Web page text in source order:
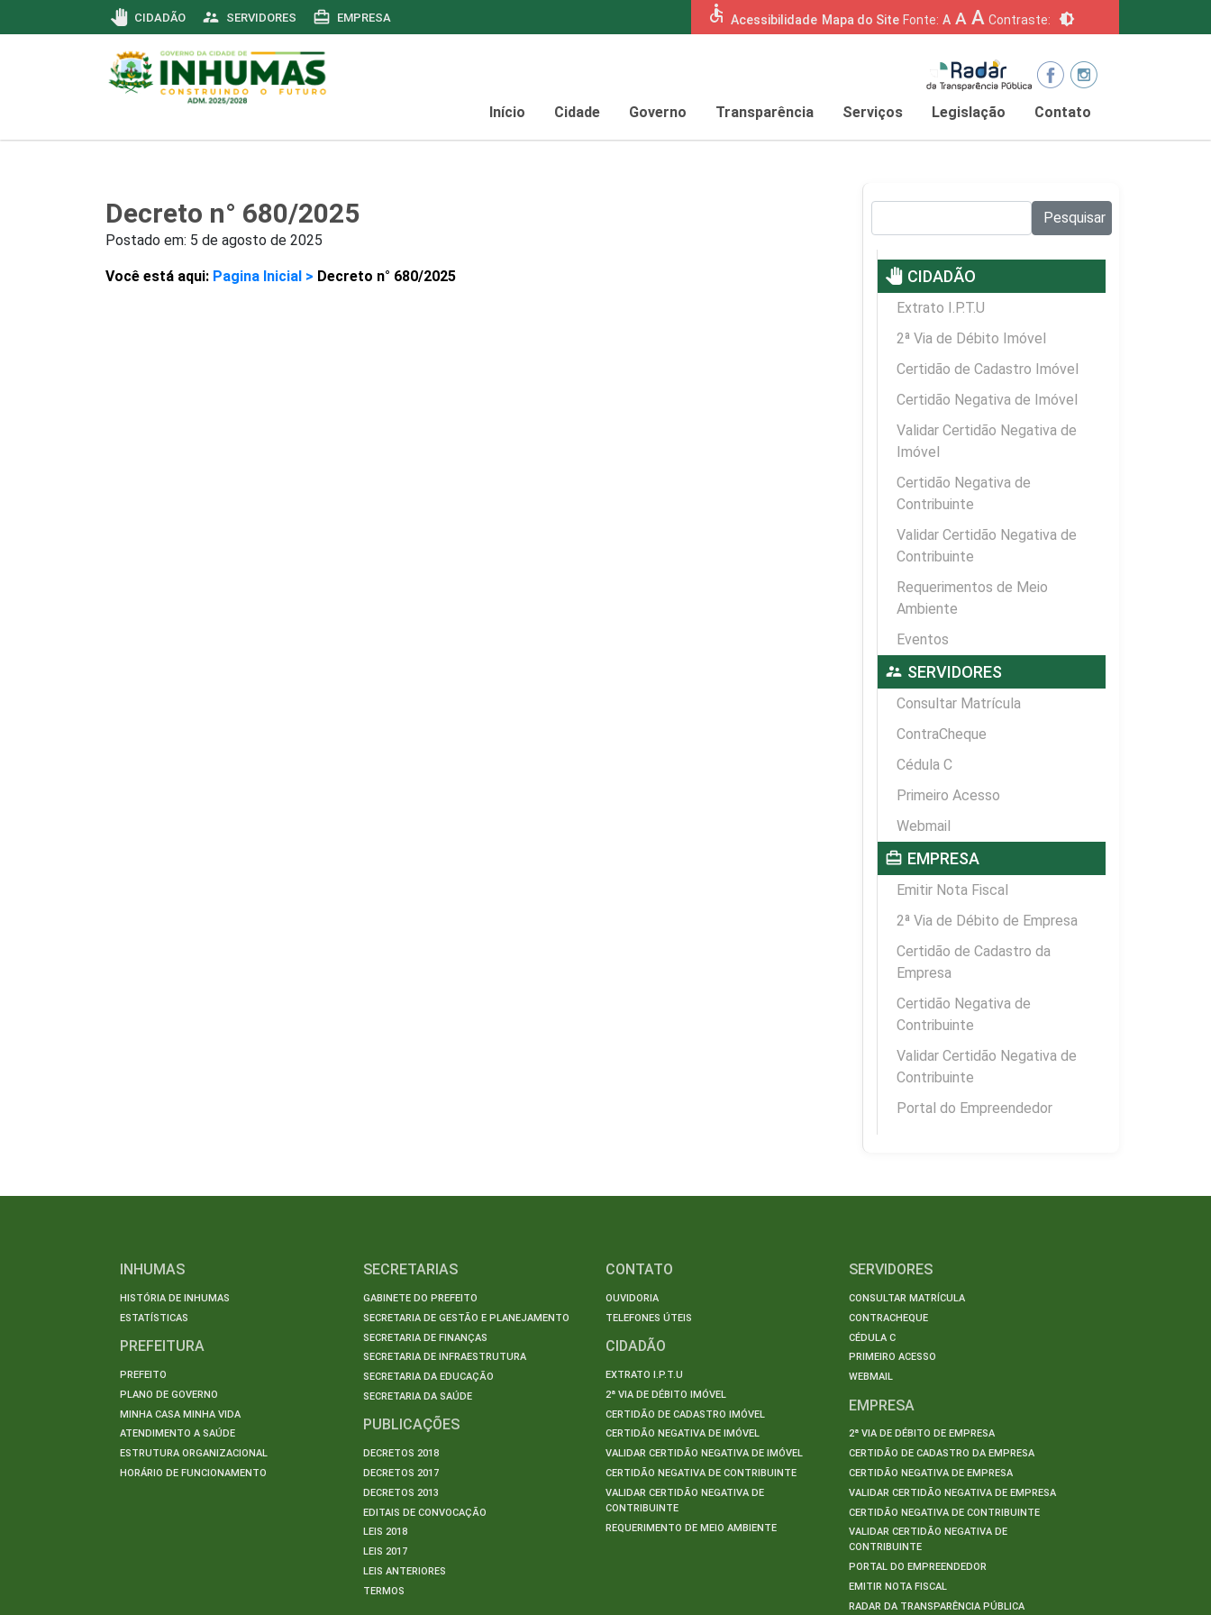
pan_tool CIDADÃO supervisor_account SERVIDORES card_travel EMPRESA accessible Acessibilidade Mapa do Site Fonte: A A A Contraste: brightness_6
Início Cidade Governo Transparência Serviços Legislação Contato
Decreto n° 680/2025
Postado em: 5 de agosto de 2025
Você está aqui: Pagina Inicial > Decreto n° 680/2025
Pesquisar
pan_tool CIDADÃO
Extrato I.P.T.U
2ª Via de Débito Imóvel
Certidão de Cadastro Imóvel
Certidão Negativa de Imóvel
Validar Certidão Negativa de
Imóvel
Certidão Negativa de
Contribuinte
Validar Certidão Negativa de
Contribuinte
Requerimentos de Meio
Ambiente
Eventos
supervisor_account SERVIDORES
Consultar Matrícula
ContraCheque
Cédula C
Primeiro Acesso
Webmail
card_travel EMPRESA
Emitir Nota Fiscal
2ª Via de Débito de Empresa
Certidão de Cadastro da
Empresa
Certidão Negativa de
Contribuinte
Validar Certidão Negativa de
Contribuinte
Portal do Empreendedor
INHUMAS
HISTÓRIA DE INHUMAS
ESTATÍSTICAS
PREFEITURA
PREFEITO
PLANO DE GOVERNO
MINHA CASA MINHA VIDA
ATENDIMENTO A SAÚDE
ESTRUTURA ORGANIZACIONAL
HORÁRIO DE FUNCIONAMENTO
SECRETARIAS
GABINETE DO PREFEITO
SECRETARIA DE GESTÃO E PLANEJAMENTO
SECRETARIA DE FINANÇAS
SECRETARIA DE INFRAESTRUTURA
SECRETARIA DA EDUCAÇÃO
SECRETARIA DA SAÚDE
PUBLICAÇÕES
DECRETOS 2018
DECRETOS 2017
DECRETOS 2013
EDITAIS DE CONVOCAÇÃO
LEIS 2018
LEIS 2017
LEIS ANTERIORES
TERMOS
CONTATO
OUVIDORIA
TELEFONES ÚTEIS
CIDADÃO
EXTRATO I.P.T.U
2ª VIA DE DÉBITO IMÓVEL
CERTIDÃO DE CADASTRO IMÓVEL
CERTIDÃO NEGATIVA DE IMÓVEL
VALIDAR CERTIDÃO NEGATIVA DE IMÓVEL
CERTIDÃO NEGATIVA DE CONTRIBUINTE
VALIDAR CERTIDÃO NEGATIVA DE
CONTRIBUINTE
REQUERIMENTO DE MEIO AMBIENTE
SERVIDORES
CONSULTAR MATRÍCULA
CONTRACHEQUE
CÉDULA C
PRIMEIRO ACESSO
WEBMAIL
EMPRESA
2ª VIA DE DÉBITO DE EMPRESA
CERTIDÃO DE CADASTRO DA EMPRESA
CERTIDÃO NEGATIVA DE EMPRESA
VALIDAR CERTIDÃO NEGATIVA DE EMPRESA
CERTIDÃO NEGATIVA DE CONTRIBUINTE
VALIDAR CERTIDÃO NEGATIVA DE
CONTRIBUINTE
PORTAL DO EMPREENDEDOR
EMITIR NOTA FISCAL
RADAR DA TRANSPARÊNCIA PÚBLICA